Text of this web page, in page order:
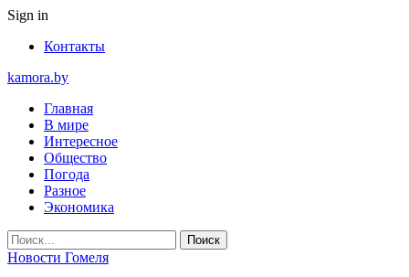
Sign in
Контакты
kamora.by
Главная
В мире
Интересное
Общество
Погода
Разное
Экономика
Новости Гомеля